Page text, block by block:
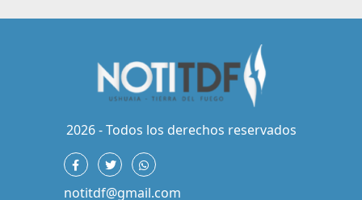
2026 - Todos los derechos reservados
notitdf@gmail.com